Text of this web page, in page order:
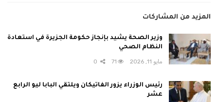
المزيد من المشاركات
وزير الصحة يشيد بإنجاز حكومة الجزيرة في استعادة
النظام الصحي
مايو 11, 2026 71
رئيس الوزراء يزور الفاتيكان ويلتقي البابا ليو الرابع
عشر